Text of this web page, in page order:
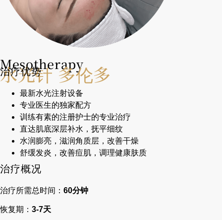
Mesotherapy
水光针 多伦多
治疗优势
最新水光注射设备
专业医生的独家配方
训练有素的注册护士的专业治疗
直达肌底深层补水，抚平细纹
水润膨亮，滋润角质层，改善干燥
舒缓发炎，改善痘肌，调理健康肤质
治疗概况
治疗所需总时间： 60分钟
恢复期： 3-7天